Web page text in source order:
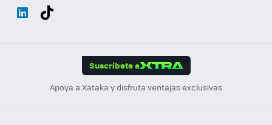
Suscríbete a
Apoya a Xataka y disfruta ventajas exclusivas